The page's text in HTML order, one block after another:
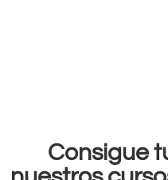
Consigue